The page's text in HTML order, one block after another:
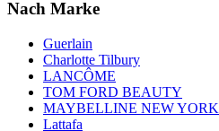
Nach Marke
Guerlain
Charlotte Tilbury
LANCÔME
TOM FORD BEAUTY
MAYBELLINE NEW YORK
Lattafa